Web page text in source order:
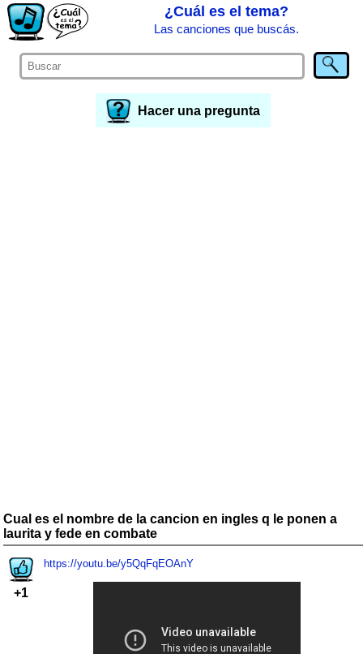
¿Cuál es el tema?
Las canciones que buscás.
Hacer una pregunta
Cual es el nombre de la cancion en ingles q le ponen a
laurita y fede en combate
+1
https://youtu.be/y5QqFqEOAnY